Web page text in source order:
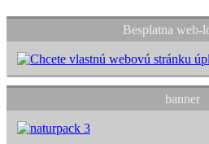
Besplatna web-
banner